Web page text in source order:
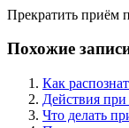
Прекратить приём
Похожие
Как
Действия
Что делать